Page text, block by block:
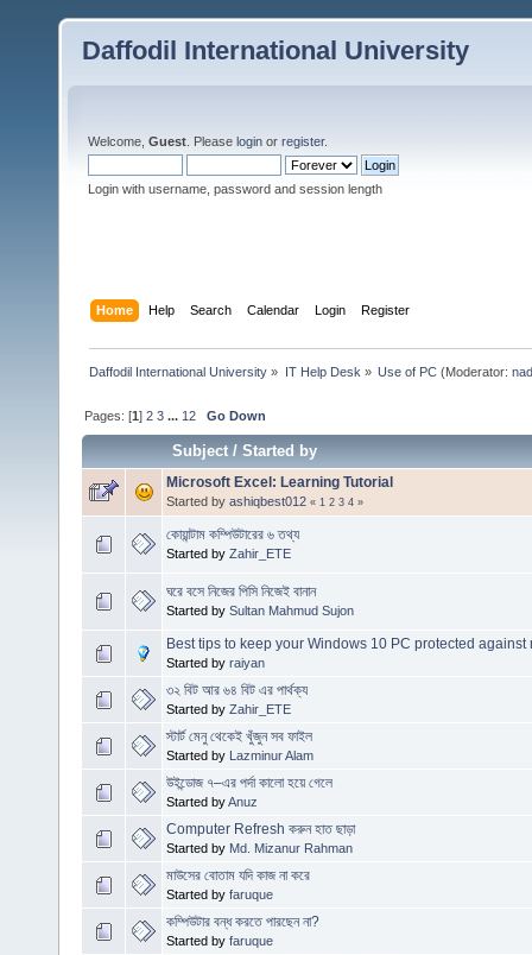
Daffodil International University
Welcome, Guest . Please login or register.
Login with username, password and session length
Home Help Search Calendar Login Register
Daffodil International University » IT Help Desk » Use of PC(Moderator:
Pages: [1]2 3 ... 12 Go Down
Subject/Started by
Microsoft Excel: Learning Tutorial
Started by ashiqbest012 « 1 2 3 4 »
কোয়ান্টাম কম্পিউটারের ৬ তথ্য
Started by Zahir_ETE
ঘরে বসে নিজের পিসি নিজেই বানান
Started by Sultan Mahmud Sujon
Best tips to keep your Windows 10 PC protected against
Started by raiyan
৩২ বিট আর ৬৪ বিট এর পার্থক্য
Started by Zahir_ETE
স্টার্ট মেনু থেকেই খুঁজুন সব ফাইল
Started by Lazminur Alam
উইন্ডোজ ৭–এর পর্দা কালো হয়ে গেলে
Started byAnuz
Computer Refresh করুন হাত ছাড়া
Started by Md. Mizanur Rahman
মাউসের বোতাম যদি কাজ না করে
Started by faruque
কম্পিউটার বন্ধ করতে পারছেন না?
Started by faruque